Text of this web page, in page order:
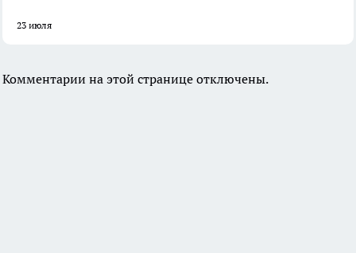
23 июля
Комментарии на этой странице отключены.